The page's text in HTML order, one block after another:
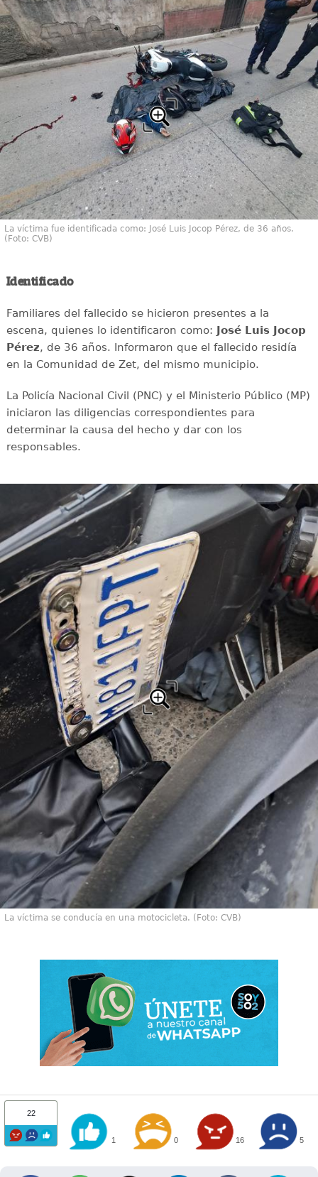
La víctima fue identificada como: José Luis Jocop Pérez, de 36 años.
(Foto: CVB)
Identificado
Familiares del fallecido se hicieron presentes a la
escena, quienes lo identificaron como: José Luis Jocop
Pérez, de 36 años. Informaron que el fallecido residía
en la Comunidad de Zet, del mismo municipio.
La Policía Nacional Civil (PNC) y el Ministerio Público (MP)
iniciaron las diligencias correspondientes para
determinar la causa del hecho y dar con los
responsables.
La víctima se conducía en una motocicleta. (Foto: CVB)
22
1 0 16 5